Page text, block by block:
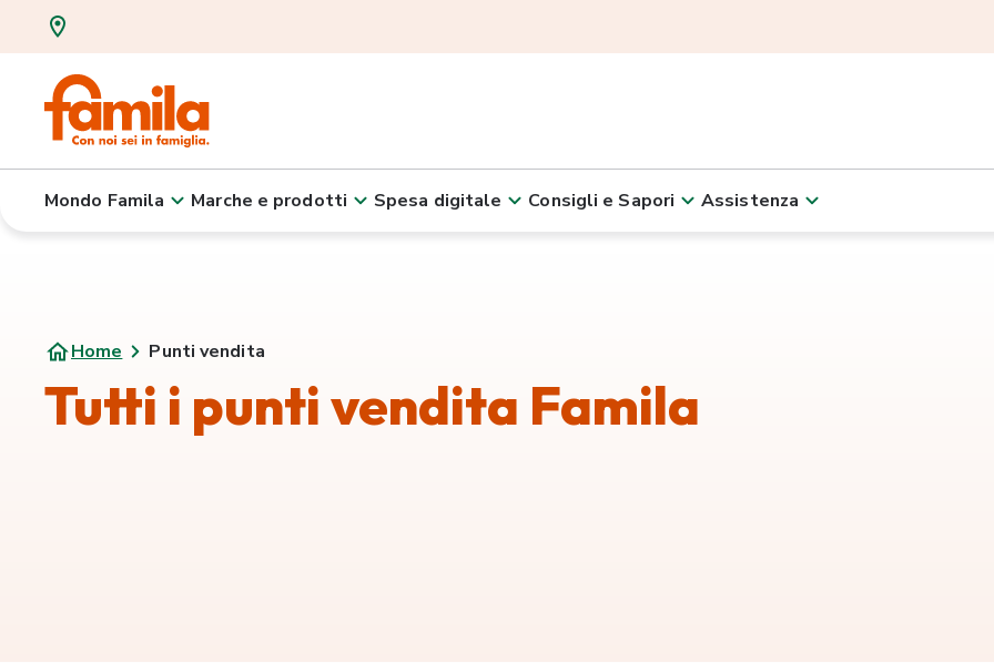
Mondo Famila Marche e prodotti Spesa digitale Consigli e Sapori Assistenza
Home Punti vendita
Tutti i punti vendita Famila